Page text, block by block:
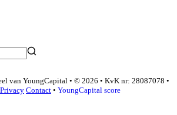
van YoungCapital • © 2026 • KvK nr: 28087078 •
Privacy Contact • YoungCapital score